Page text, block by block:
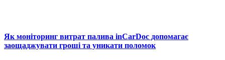
Як моніторинг витрат палива inCarDoc допомагає
заощаджувати гроші та уникати поломок